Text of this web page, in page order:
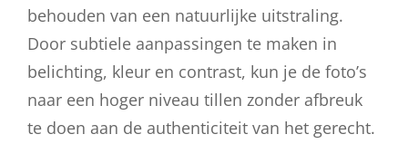
behouden van een natuurlijke uitstraling.
Door subtiele aanpassingen te maken in
belichting, kleur en contrast, kun je de foto’s
naar een hoger niveau tillen zonder afbreuk
te doen aan de authenticiteit van het gerecht.